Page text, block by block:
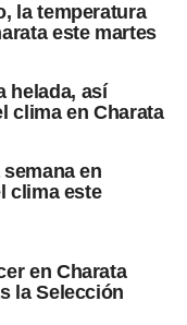
la temperatura
este martes
helada, así
clima en Charata
en
clima este
en Charata
la Selección